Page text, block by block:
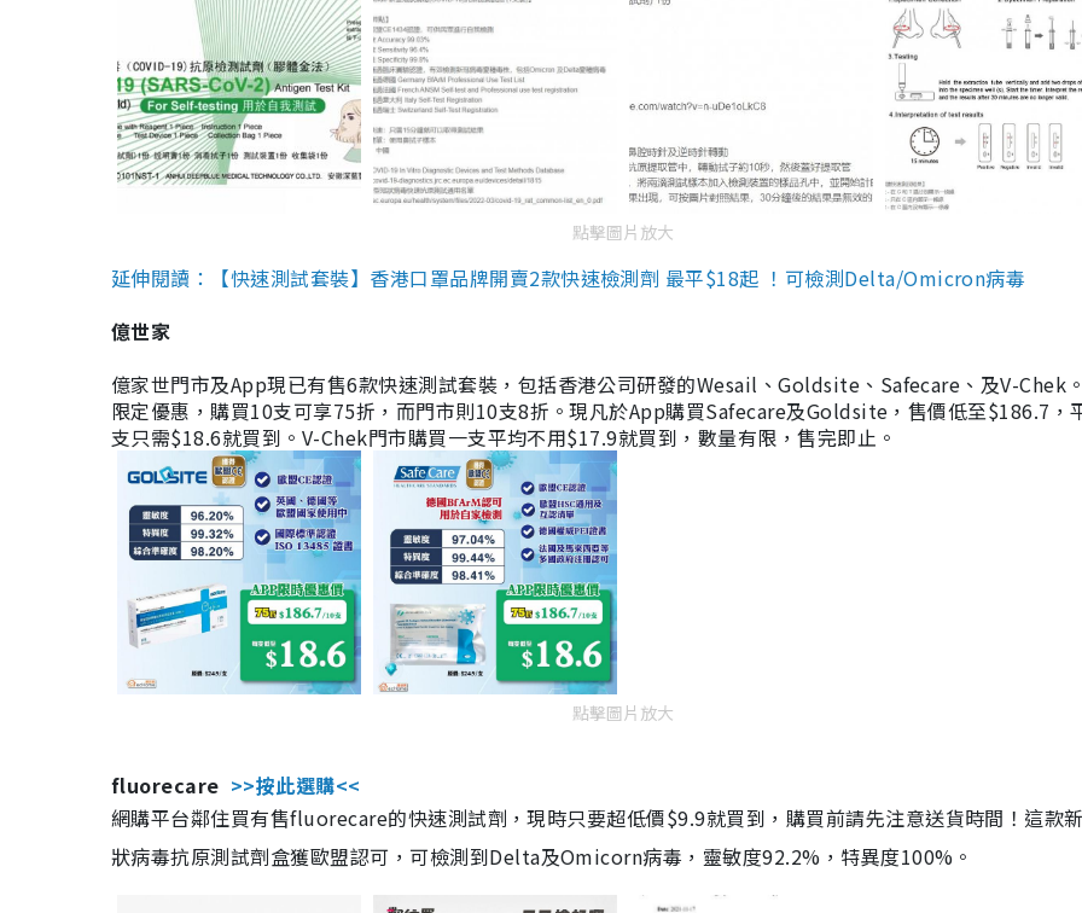
點擊圖片放大
延伸閱讀：【快速測試套裝】香港口罩品牌開賣2款快速檢測劑 最平$18起 ！可檢測Delta/Omicron病毒
億世家
億家世門市及App現已有售6款快速測試套裝，包括香港公司研發的Wesail、Goldsite、Safecare、及V-Chek
限定優惠，購買10支可享75折，而門市則10支8折。現凡於App購買Safecare及Goldsite，售價低至$186.7，
支只需$18.6就買到。V-Chek門市購買一支平均不用$17.9就買到，數量有限，售完即止。
點擊圖片放大
fluorecare >>按此選購<<
網購平台鄰住買有售fluorecare的快速測試劑，現時只要超低價$9.9就買到，購買前請先注意送貨時間！這款
狀病毒抗原測試劑盒獲歐盟認可，可檢測到Delta及Omicorn病毒，靈敏度92.2%，特異度100%。